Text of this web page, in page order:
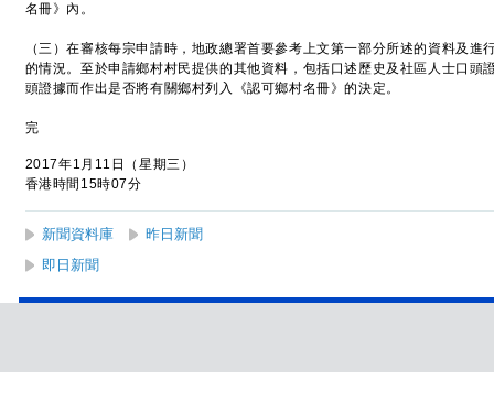
名冊》內。
（三）在審核每宗申請時，地政總署首要參考上文第一部分所述的資料及
的情況。至於申請鄉村村民提供的其他資料，包括口述歷史及社區人士口頭
頭證據而作出是否將有關鄉村列入《認可鄉村名冊》的決定。
完
2017年1月11日（星期三）
香港時間15時07分
新聞資料庫
昨日新聞
即日新聞